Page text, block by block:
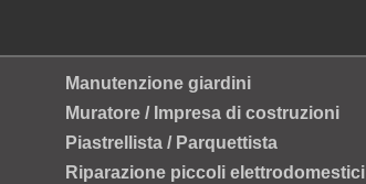
Manutenzione giardini
Muratore / Impresa di costruzioni
Piastrellista / Parquettista
Riparazione piccoli elettrodomestici